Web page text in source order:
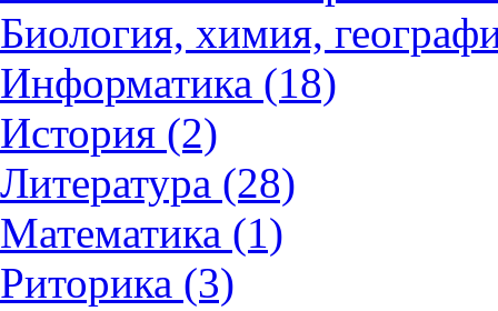
Биология, химия,
Информатика (18)
История (2)
Литература (28)
Математика (1)
Риторика (3)